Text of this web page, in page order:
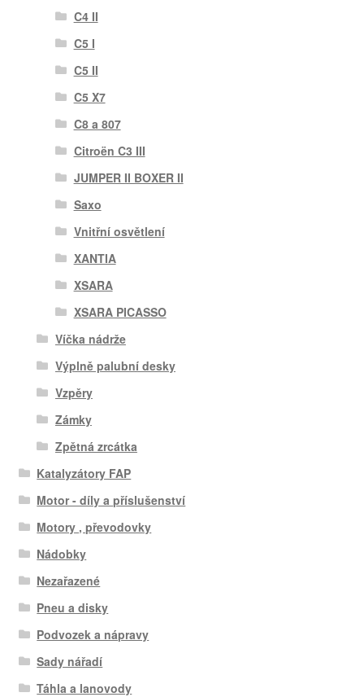
C4 II
C5 I
C5 II
C5 X7
C8 a 807
Citroën C3 III
JUMPER II BOXER II
Saxo
Vnitřní osvětlení
XANTIA
XSARA
XSARA PICASSO
Víčka nádrže
Výplně palubní desky
Vzpěry
Zámky
Zpětná zrcátka
Katalyzátory FAP
Motor - díly a příslušenství
Motory , převodovky
Nádobky
Nezařazené
Pneu a disky
Podvozek a nápravy
Sady nářadí
Táhla a lanovody